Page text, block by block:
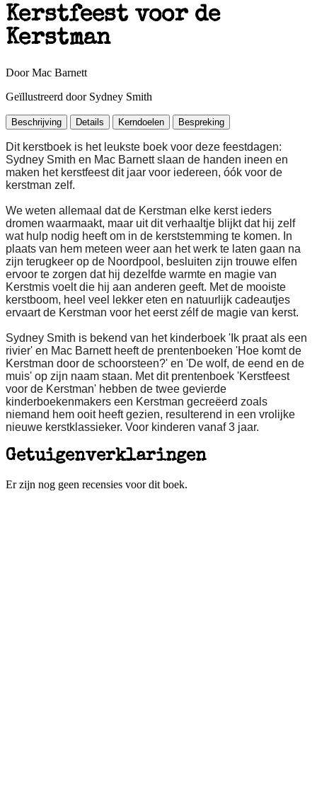
Kerstfeest voor de
Kerstman
Door Mac Barnett
Geïllustreerd door Sydney Smith
Beschrijving Details Kerndoelen Bespreking
Dit kerstboek is het leukste boek voor deze feestdagen:
Sydney Smith en Mac Barnett slaan de handen ineen en
maken het kerstfeest dit jaar voor iedereen, óók voor de
kerstman zelf.
We weten allemaal dat de Kerstman elke kerst ieders
dromen waarmaakt, maar uit dit verhaaltje blijkt dat hij zelf
wat hulp nodig heeft om in de kerststemming te komen. In
plaats van hem meteen weer aan het werk te laten gaan na
zijn terugkeer op de Noordpool, besluiten zijn trouwe elfen
ervoor te zorgen dat hij dezelfde warmte en magie van
Kerstmis voelt die hij aan anderen geeft. Met de mooiste
kerstboom, heel veel lekker eten en natuurlijk cadeautjes
ervaart de Kerstman voor het eerst zélf de magie van kerst.
Sydney Smith is bekend van het kinderboek 'Ik praat als een
rivier' en Mac Barnett heeft de prentenboeken 'Hoe komt de
Kerstman door de schoorsteen?' en 'De wolf, de eend en de
muis' op zijn naam staan. Met dit prentenboek 'Kerstfeest
voor de Kerstman' hebben de twee gevierde
kinderboekenmakers een Kerstman gecreëerd zoals
niemand hem ooit heeft gezien, resulterend in een vrolijke
nieuwe kerstklassieker. Voor kinderen vanaf 3 jaar.
Getuigenverklaringen
Er zijn nog geen recensies voor dit boek.